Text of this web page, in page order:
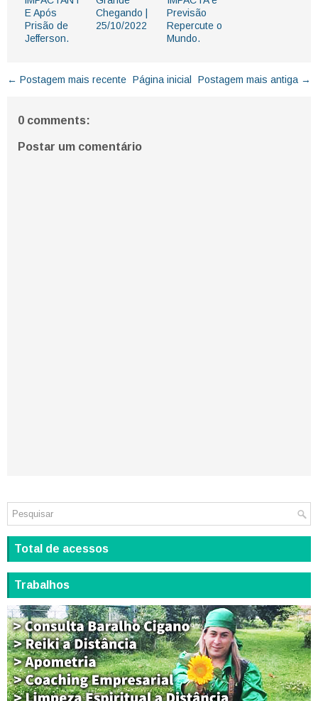
E Após
Prisão de
Jefferson.
Chegando |
25/10/2022
Previsão
Repercute o
Mundo.
← Postagem mais recente Postagem mais antiga →
Página inicial
0 comments:
Postar um comentário
Total de acessos
Trabalhos